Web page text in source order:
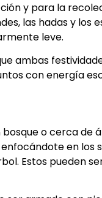
y para la
las hadas y los
leve.
ambas
con energía
o cerca de
en los
Estos pueden